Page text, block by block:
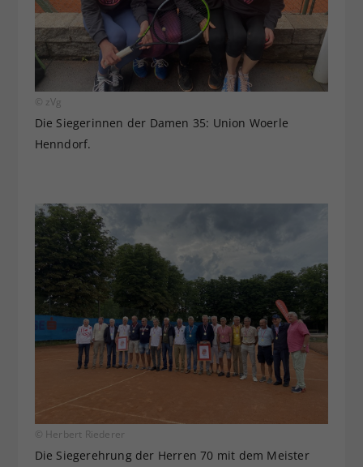
© zVg
Die Siegerinnen der Damen 35: Union Woerle
Henndorf.
© Herbert Riederer
Die Siegerehrung der Herren 70 mit dem Meister